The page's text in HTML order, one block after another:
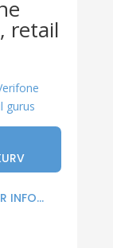
retail
gurus
INFO...